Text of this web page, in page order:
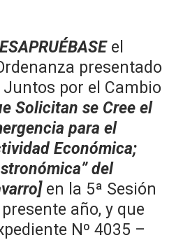
el
presentado
Juntos por el Cambio
Solicitan se Cree el
para el
Económica;
del
en la 5ª Sesión
año, y que
Nº 4035 –